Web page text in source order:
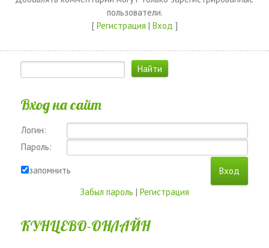
пользователи.
[ Регистрация | Вход ]
Вход на сайт
Логин:
Пароль:
запомнить
Забыл пароль | Регистрация
КУНЦЕВО-ОНЛАЙН